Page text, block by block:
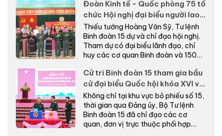
Đoàn Kinh tế - Quốc phòng 75 tổ
chức Hội nghị đại biểu người lao
động năm 2026
Thiếu tướng Hoàng Văn Sỹ, Tư lệnh
Binh đoàn 15 dự và chỉ đạo hội nghị.
Tham dự có đại biểu lãnh đạo, chỉ
huy các cơ quan Binh đoàn và 150
Cử tri Binh đoàn 15 tham gia bầu
cử đại biểu Quốc hội khóa XVI và
HĐND các cấp
Không chỉ tại khu vực bỏ phiếu số 15,
thời gian qua Đảng ủy, Bộ Tư lệnh
Binh đoàn 15 đã chỉ đạo các cơ
quan, đơn vị trực thuộc phối hợp